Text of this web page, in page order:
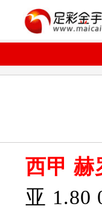
西甲 赫
亚 1.80